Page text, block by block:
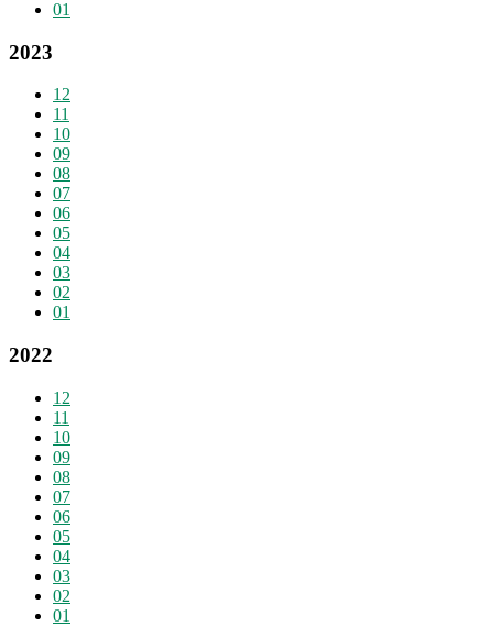
01
2023
12
11
10
09
08
07
06
05
04
03
02
01
2022
12
11
10
09
08
07
06
05
04
03
02
01